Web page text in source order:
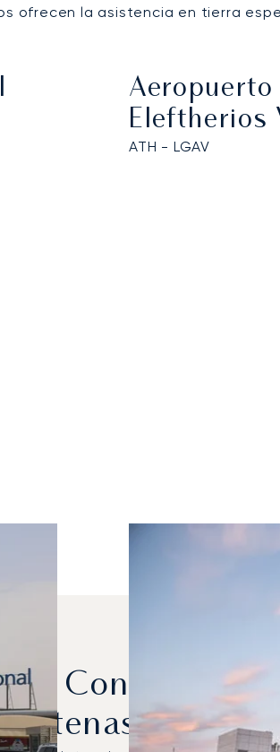
ofrecen la asistencia en tierra
Aeropuerto
Eleftherios
ATH - LGAV
Con Más
Atenas?